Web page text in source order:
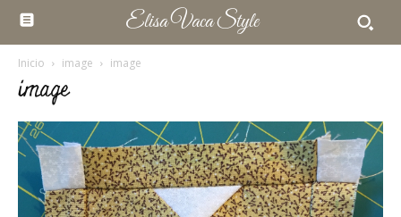
Elisa Vaca Style
Inicio image image
image